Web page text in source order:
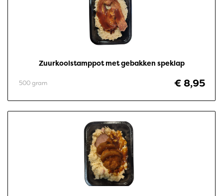
Zuurkoolstamppot met gebakken speklap
€ 8,95
500 gram